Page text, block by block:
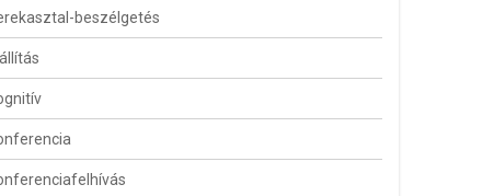
beszélgetés